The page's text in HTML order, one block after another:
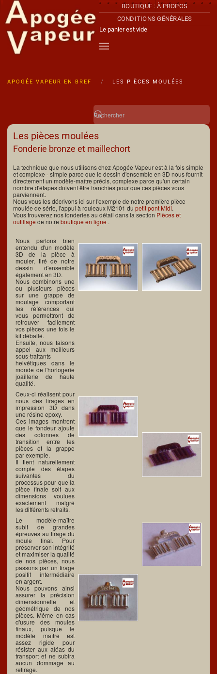
Accéder au contenu principal
BOUTIQUE : À PROPOS
CONDITIONS GÉNÉRALES
Le panier est vide
APOGÉE VAPEUR EN BREF LES PIÈCES MOULÉES
Les pièces moulées
Fonderie bronze et maillechort
La technique que nous utilisons chez Apogée Vapeur est à la fois simple
et complexe - simple parce que le dessin d'ensemble en 3D nous fournit
directement un modèle-maître précis, complexe parce qu'un certain
nombre d'étapes doivent être franchies pour que ces pièces vous
parviennent.
Nous vous les décrivons ici sur l'exemple de notre première pièce
moulée de série, l'appui à rouleaux M2101 du petit pont Midi.
Vous trouverez nos fonderies au détail dans la section Pièces et
outillage de notre boutique en ligne .
Nous partons bien
entendu d'un modèle
3D de la pièce à
mouler, tiré de notre
dessin d'ensemble
également en 3D.
Nous combinons une
ou plusieurs pièces
sur une grappe de
moulage comportant
les références qui
vous permettront de
retrouver facilement
vos pièces une fois le
kit déballé.
Ensuite, nous faisons
appel aux meilleurs
sous-traitants
helvétiques dans le
monde de l'horlogerie
joaillerie de haute
qualité.
Ceux-ci réalisent pour
nous des tirages en
impression 3D dans
une résine epoxy.
Ces images montrent
que le fondeur ajoute
des colonnes de
transition entre les
pièces et la grappe
par exemple.
Il tient naturellement
compte des étapes
suivantes du
processus pour que la
pièce finale soit aux
dimensions voulues
exactement malgré
les différents retraits.
Le modèle-maître
subit de grandes
épreuves au tirage du
moule final. Pour
préserver son intégrité
et maximiser la qualité
de nos pièces, nous
passons par un tirage
positif intermédiaire
en argent.
Nous pouvons ainsi
assurer la précision
dimensionnelle et
géométrique de nos
pièces. Même en cas
d'usure des moules
finaux, puisque le
modèle maître est
assez rigide pour
résister aux aléas du
transport et ne subira
aucun dommage au
retirage.